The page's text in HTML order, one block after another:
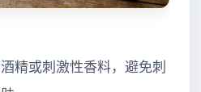
精或刺激性香料，避免刺